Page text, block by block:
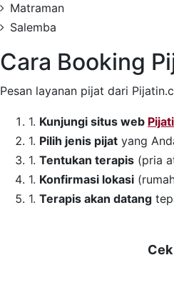
Matraman
Salemba
Cara Booking
Pesan layanan pijat dari
Kunjungi situs web
Pilih jenis pijat yang
Tentukan terapis (pria
Konfirmasi lokasi
Terapis akan datang